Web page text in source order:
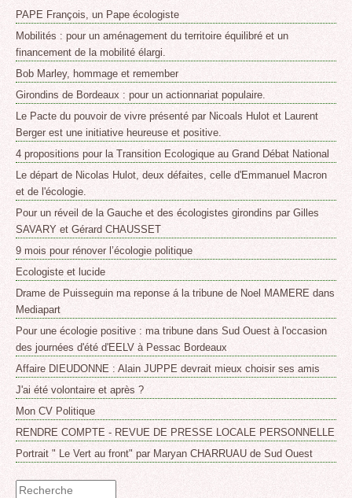
PAPE François, un Pape écologiste
Mobilités : pour un aménagement du territoire équilibré et un
financement de la mobilité élargi.
Bob Marley, hommage et remember
Girondins de Bordeaux : pour un actionnariat populaire.
Le Pacte du pouvoir de vivre présenté par Nicoals Hulot et Laurent
Berger est une initiative heureuse et positive.
4 propositions pour la Transition Ecologique au Grand Débat National
Le départ de Nicolas Hulot, deux défaites, celle d'Emmanuel Macron
et de l'écologie.
Pour un réveil de la Gauche et des écologistes girondins par Gilles
SAVARY et Gérard CHAUSSET
9 mois pour rénover l’écologie politique
Ecologiste et lucide
Drame de Puisseguin ma reponse á la tribune de Noel MAMERE dans
Mediapart
Pour une écologie positive : ma tribune dans Sud Ouest à l'occasion
des journées d'été d'EELV à Pessac Bordeaux
Affaire DIEUDONNE : Alain JUPPE devrait mieux choisir ses amis
J'ai été volontaire et après ?
Mon CV Politique
RENDRE COMPTE - REVUE DE PRESSE LOCALE PERSONNELLE
Portrait " Le Vert au front" par Maryan CHARRUAU de Sud Ouest